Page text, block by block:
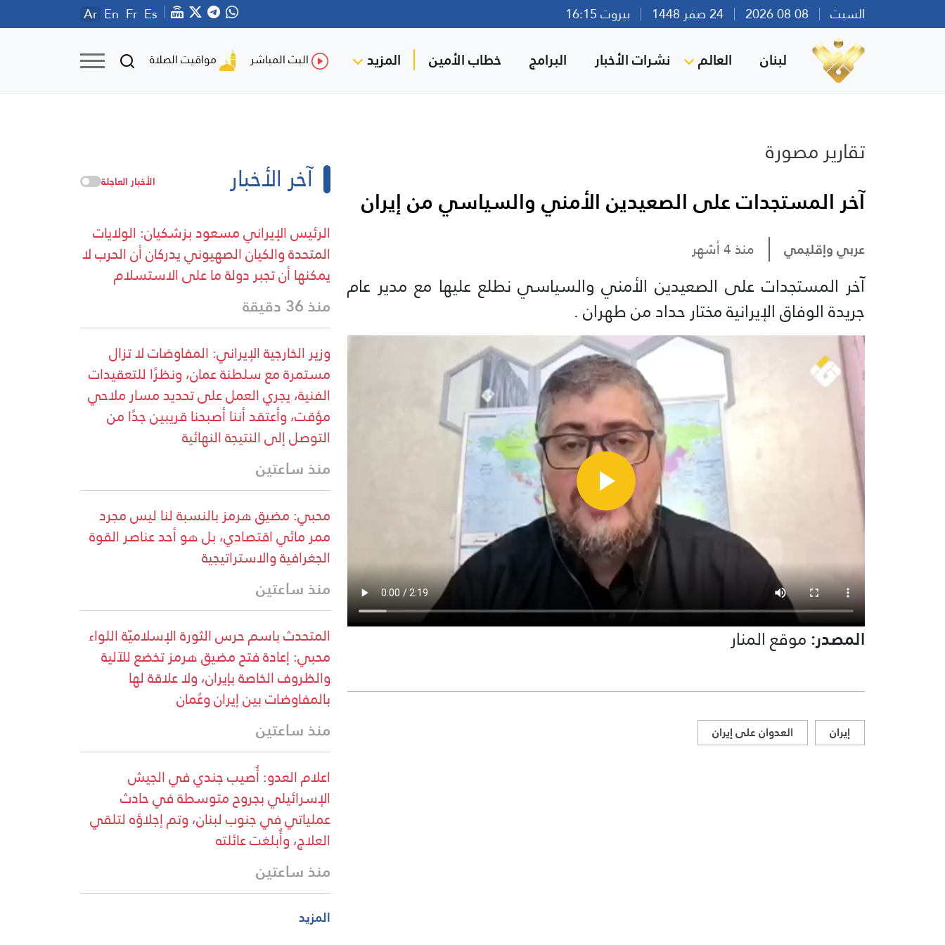
السبت بيروت 16:15 Ar En Fr Es
لبنان العالم نشرات الأخبار البرامج خطاب الأمين المزيد البث المباشر مواقيت الصلاة
تقارير مصورة
آخر المستجدات على الصعيدين الأمني والسياسي من إيران
عربي وإقليمي منذ 4 أشهر
آخر المستجدات على الصعيدين الأمني والسياسي نطلع عليها مع مدير عام
جريدة الوفاق الإيرانية مختار حداد من طهران .
المصدر:موقع المنار
إيران العدوان على إيران
آخر الأخبار الأخبار العاجلة
الرئيس الإيراني مسعود بزشكيان: الولايات
المتحدة والكيان الصهيوني يدركان أن الحرب لا
يمكنها أن تجبر دولة ما على الاستسلام
منذ 36 دقيقة
وزير الخارجية الإيراني: المفاوضات لا تزال
مستمرة مع سلطنة عمان، ونظرًا للتعقيدات
الفنية، يجري العمل على تحديد مسار ملاحي
مؤقت، وأعتقد أننا أصبحنا قريبين جدًا من
التوصل إلى النتيجة النهائية
منذ ساعتين
محبي: مضيق هرمز بالنسبة لنا ليس مجرد
ممر مائي اقتصادي، بل هو أحد عناصر القوة
الجغرافية والاستراتيجية
منذ ساعتين
المتحدث باسم حرس الثورة الإسلاميّة اللواء
محبي: إعادة فتح مضيق هرمز تخضع للآلية
والظروف الخاصة بإيران، ولا علاقة لها
بالمفاوضات بين إيران وعُمان
منذ ساعتين
اعلام العدو: أُصيب جندي في الجيش
الإسرائيلي بجروح متوسطة في حادث
عملياتي في جنوب لبنان، وتم إجلاؤه لتلقي
العلاج، وأُبلغت عائلته
منذ ساعتين
المزيد